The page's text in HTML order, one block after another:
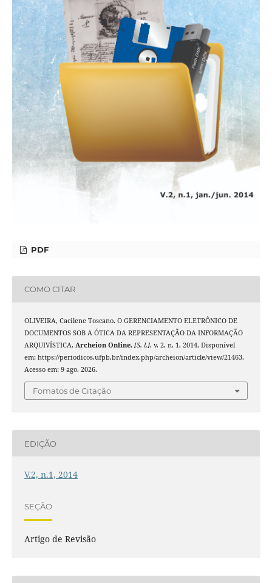
PDF
COMO CITAR
OLIVEIRA, Cacilene Toscano. O GERENCIAMENTO ELETRÔNICO DE
DOCUMENTOS SOB A ÓTICA DA REPRESENTAÇÃO DA INFORMAÇÃO
ARQUIVÍSTICA. Archeion Online, [S. l.], v. 2, n. 1, 2014. Disponível
em: https://periodicos.ufpb.br/index.php/archeion/article/view/21463.
Acesso em: 9 ago. 2026.
Fomatos de Citação
EDIÇÃO
V.2, n.1, 2014
SEÇÃO
Artigo de Revisão